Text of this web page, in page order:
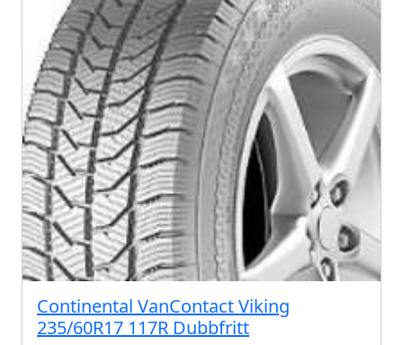
Continental VanContact Viking
235/60R17 117R Dubbfritt